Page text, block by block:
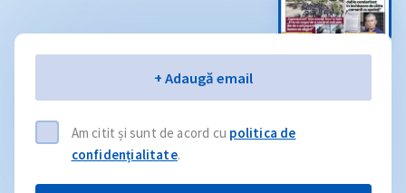
+ Adaugă email
Am citit și sunt de acord cu politica de
confidențialitate.